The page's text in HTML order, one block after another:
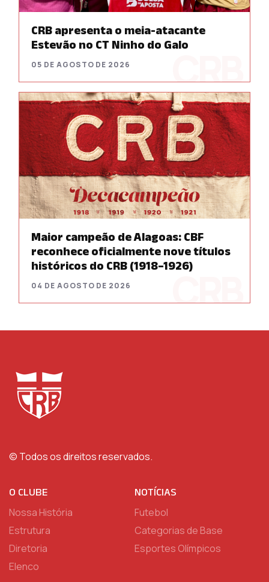
CRB apresenta o meia-atacante
Estevão no CT Ninho do Galo
05 DE AGOSTO DE 2026
Maior campeão de Alagoas: CBF
reconhece oficialmente nove títulos
históricos do CRB (1918–1926)
04 DE AGOSTO DE 2026
© Todos os direitos reservados.
O CLUBE
Nossa História
Estrutura
Diretoria
Elenco
NOTÍCIAS
Futebol
Categorias de Base
Esportes Olímpicos